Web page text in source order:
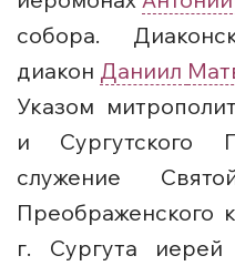
собора.
диакон Даниил
Указом
и Сургутского
служение
Преображенского
г. Сургута иерей